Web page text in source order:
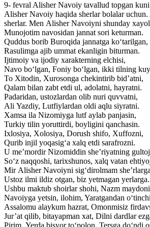
9- fevral Alisher Navoiy tavallud topgan
Alisher Navoiy haqida sherlar bolalar
sherlar. Men Alisher Navoiyni shunday
Munojotim navosidan jannat sori keturman.
Quddus borib Buroqida jannatga ko‘tarilgan,
Rasulimga ajib ummat ekanligin biturman.
Ijtimoiy va ijodiy xarakterning elchisi,
Navo bo‘lgan, Foniy bo‘lgan, ikki tilning
To Xitodin, Xurosonga chekintirib bid’atni,
Qalam bilan zabt etdi ul, adolatni, hayratni.
Padaridan, ustozlardan olib nuri quvvatni,
Ali Yazdiy, Lutfiylardan oldi aqlu siyratni.
Xamsa ila Nizomiyga lutf aylab panjasin,
Turkiy tilin yoruttirdi, boyligini qanchasin.
Ixlosiya, Xolosiya, Dorush shifo, Xuffozni,
Qurib injil yoqasig‘a xalq etdi sarafrozni.
U me’mordir Nizomiddin she’riyatning
So‘z naqqoshi, tarixshunos, xalq vatan
Mir Alisher Navoiyni sig‘dirolmam
Ustoz ilmi ildiz otgan, biz yetmagan
Ushbu maktub shoirlar shohi, Nazm
Navoiyga yetsin, ilohim, Yaratgandan
Assalomu alaykum hazrat, Omonmisiz
Jur’at qilib, bitayapman xat, Dilni dardlar
Pirim, Yerda bisyor to‘polon, Tersga do‘ndi